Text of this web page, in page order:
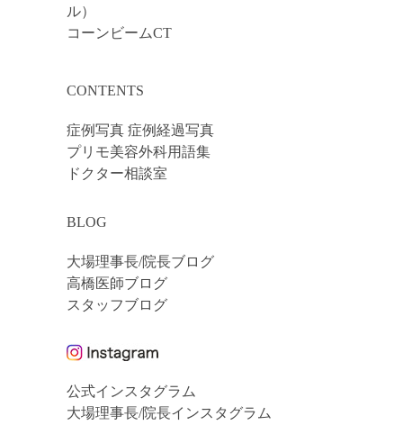
ル）
コーンビームCT
CONTENTS
症例写真 症例経過写真
プリモ美容外科用語集
ドクター相談室
BLOG
大場理事長/院長ブログ
高橋医師ブログ
スタッフブログ
公式インスタグラム
大場理事長/院長インスタグラム